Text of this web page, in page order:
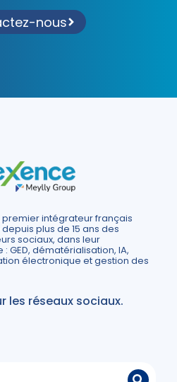
nous
intégrateur français
plus de 15 ans des
sociaux, dans leur
GED, dématérialisation, IA,
électronique et gestion des
les réseaux sociaux.